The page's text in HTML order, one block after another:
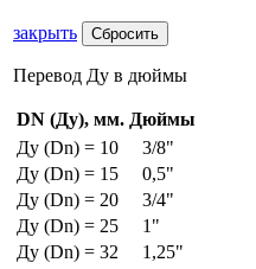
закрыть
Перевод Ду в дюймы
DN (Ду), мм. Дюймы
Ду (Dn) = 10
3/8"
Ду (Dn) = 15
0,5"
Ду (Dn) = 20
3/4"
Ду (Dn) = 25
1"
Ду (Dn) = 32
1,25"